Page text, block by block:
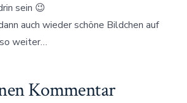
sein 😉
auch wieder schöne Bildchen auf
weiter…
Kommentar